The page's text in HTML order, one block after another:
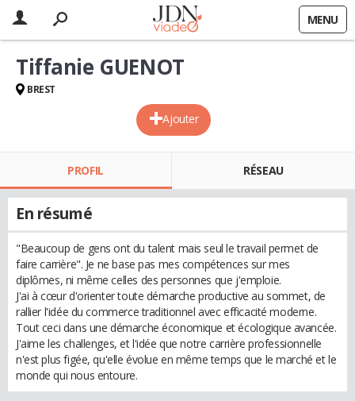
MENU
Ajouter
Tiffanie GUENOT
BREST
PROFIL RÉSEAU
En résumé
"Beaucoup de gens ont du talent mais seul le travail permet de
faire carrière". Je ne base pas mes compétences sur mes
diplômes, ni même celles des personnes que j'emploie.
J'ai à cœur d'orienter toute démarche productive au sommet, de
rallier l'idée du commerce traditionnel avec efficacité moderne.
Tout ceci dans une démarche économique et écologique avancée.
J'aime les challenges, et l'idée que notre carrière professionnelle
n'est plus figée, qu'elle évolue en même temps que le marché et le
monde qui nous entoure.